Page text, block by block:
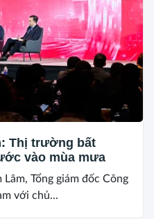
Thị trường bất
vào mùa mưa
Tổng giám đốc Công
với chủ...